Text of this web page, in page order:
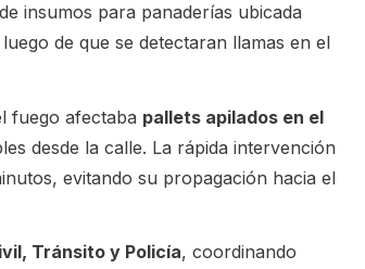
insumos para panaderías ubicada
de que se detectaran llamas en el
fuego afectaba pallets apilados en el
desde la calle. La rápida intervención
evitando su propagación hacia el
Tránsito y Policía, coordinando